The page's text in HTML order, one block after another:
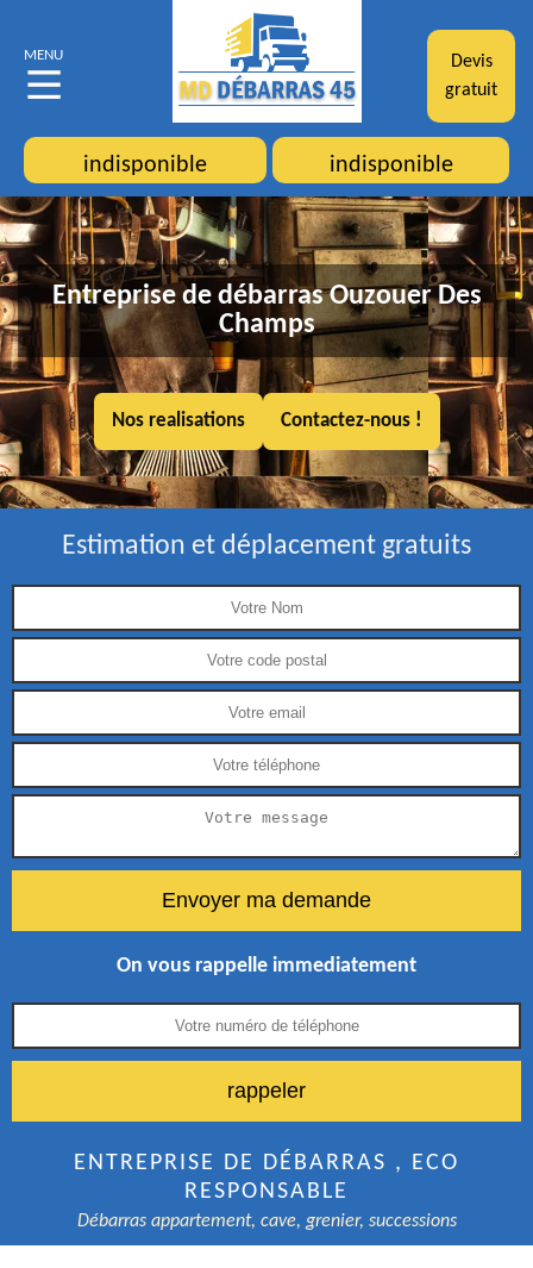
MENU
Devis
gratuit
indisponible indisponible
Entreprise de débarras Ouzouer Des
Champs
Nos realisations Contactez-nous !
Estimation et déplacement gratuits
On vous rappelle immediatement
ENTREPRISE DE DÉBARRAS , ECO
RESPONSABLE
Débarras appartement, cave, grenier, successions